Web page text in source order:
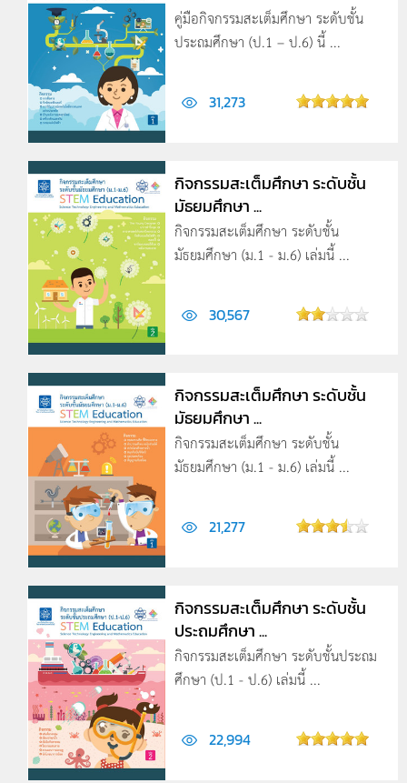
คู่มือกิจกรรมสะเต็มศึกษา ระดับชั้น
ประถมศึกษา (ป.1 – ป.6) นี้ ...
31,273
กิจกรรมสะเต็มศึกษา ระดับชั้น
มัธยมศึกษา ...
กิจกรรมสะเต็มศึกษา ระดับชั้น
มัธยมศึกษา (ม.1 - ม.6) เล่มนี้ ...
30,567
กิจกรรมสะเต็มศึกษา ระดับชั้น
มัธยมศึกษา ...
กิจกรรมสะเต็มศึกษา ระดับชั้น
มัธยมศึกษา (ม.1 - ม.6) เล่มนี้ ...
21,277
กิจกรรมสะเต็มศึกษา ระดับชั้น
ประถมศึกษา ...
กิจกรรมสะเต็มศึกษา ระดับชั้นประถม
ศึกษา (ป.1 - ป.6) เล่มนี้ ...
22,994